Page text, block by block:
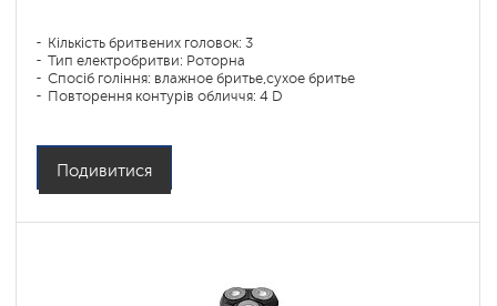
Кількість бритвених головок: 3
Тип електробритви: Роторна
Спосіб гоління: влажное бритье,сухое бритье
Повторення контурів обличчя: 4 D
Подивитися